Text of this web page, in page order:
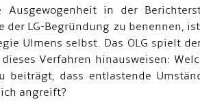
Ausgewogenheit in der
der LG-Begründung zu benennen,
Ulmens selbst. Das OLG spielt
Verfahren hinausweisen:
beiträgt, dass entlastende
angreift?